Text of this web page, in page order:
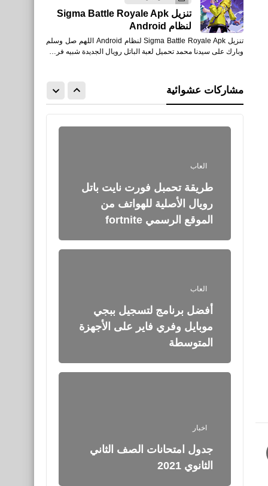
تنزيل Sigma Battle Royale Apk
لنظام Android
تنزيل Sigma Battle Royale Apk لنظام Android اللهم صل وسلم
وبارك على سيدنا محمد تحميل لعبة الباتل رويال الجديدة شبيه فر…
مشاركات عشوائية
تحميل لعبة Warface: Global
للأيفون والأندرويد XAPK
العاب
طريقة تحمبل فورت نايت باتل
رويال الأصلية للهواتف من
الموقع الرسمي fortnite
العاب
أفضل برنامج لتسجيل ببجي
موبايل وفري فاير على الأجهزة
المتوسطة
اخبار
جدول امتحانات الصف الثاني
الثانوي 2021